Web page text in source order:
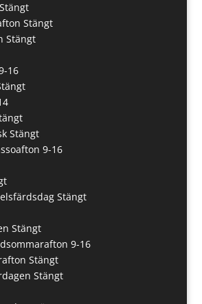
Stängt
Stängt
16
Stängt
9-16
Stängt
Stängt
9-16
Stängt
Stängt